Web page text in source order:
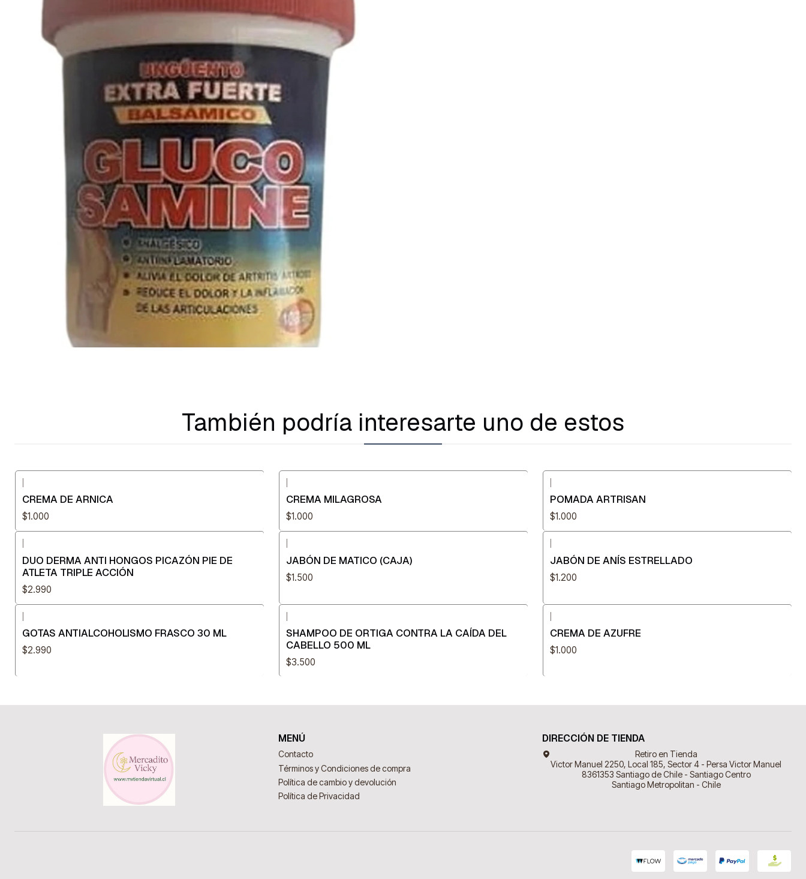
También podría interesarte uno de estos
CREMA DE ARNICA
$1.000
CREMA MILAGROSA
$1.000
POMADA ARTRISAN
$1.000
DUO DERMA ANTI HONGOS PICAZÓN PIE DE
ATLETA TRIPLE ACCIÓN
$2.990
JABÓN DE MATICO (CAJA)
$1.500
JABÓN DE ANÍS ESTRELLADO
$1.200
GOTAS ANTIALCOHOLISMO FRASCO 30 ML
$2.990
SHAMPOO DE ORTIGA CONTRA LA CAÍDA DEL
CABELLO 500 ML
$3.500
CREMA DE AZUFRE
$1.000
MENÚ
Contacto
Términos y Condiciones de compra
Política de cambio y devolución
Política de Privacidad
DIRECCIÓN DE TIENDA
Retiro en Tienda
Victor Manuel 2250, Local 185, Sector 4 - Persa Victor Manuel
8361353 Santiago de Chile - Santiago Centro
Santiago Metropolitan - Chile